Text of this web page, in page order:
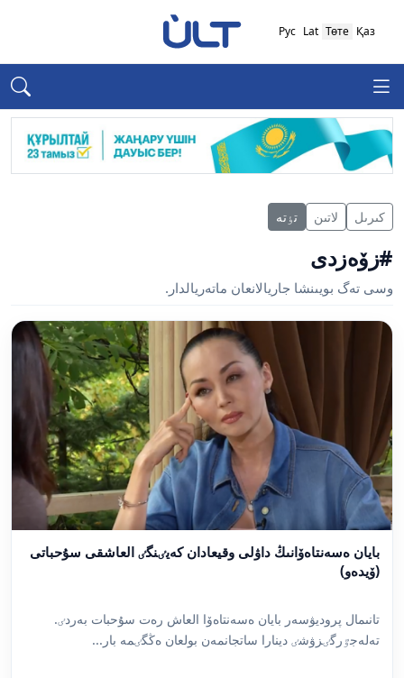
Қаз
Төте
Lat
Рус
كىرىل لاتىن تٶتە
#زۆەزدى
وسى تەگ بويىنشا جاريالانعان ماتەريالدار.
بايان ەسەنتاەۆانىڭ داۋلى وقيعادان كەيٸنگٸ العاشقى سۇحباتى
(ۆيدەو)
تانىمال پروديۋسەر بايان ەسەنتاەۆا العاش رەت سۇحبات بەردٸ.
تەلەجٷرگٸزۋشٸ دينارا ساتجانمەن بولعان ەڭگٸمە بار...